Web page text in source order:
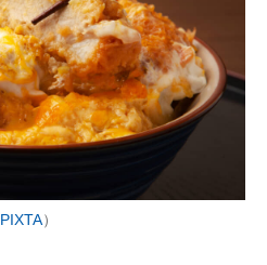
PIXTA）